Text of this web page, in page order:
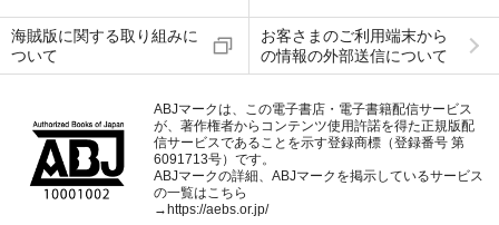
海賊版に関する取り組みに
ついて
お客さまのご利用端末から
の情報の外部送信について
ABJマークは、この電子書店・電子書籍配信サービス
が、著作権者からコンテンツ使用許諾を得た正規版配
信サービスであることを示す登録商標（登録番号 第
6091713号）です。
ABJマークの詳細、ABJマークを掲示しているサービス
の一覧はこちら
→ https://aebs.or.jp/